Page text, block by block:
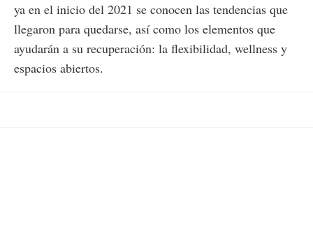
ya en el inicio del 2021 se conocen las tendencias que
llegaron para quedarse, así como los elementos que
ayudarán a su recuperación: la flexibilidad, wellness y
espacios abiertos.